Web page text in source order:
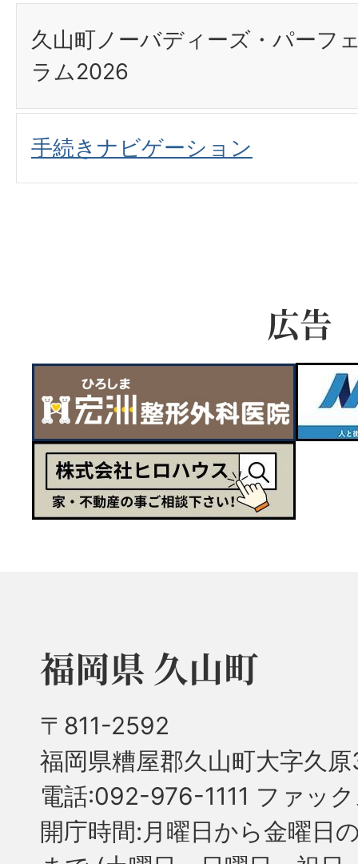
久山町ノーバディーズ・パーフ
ラム2026
手続きナビゲーション
広告
福岡県 久山町
〒811-2592
福岡県糟屋郡久山町大字久
電話:092-976-1111 ファッ
開庁時間:月曜日から金曜日